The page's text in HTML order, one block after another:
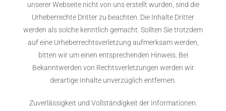
unserer Webseite nicht von uns erstellt wurden, sind die
Urheberrechte Dritter zu beachten. Die Inhalte Dritter
werden als solche kenntlich gemacht. Sollten Sie trotzdem
auf eine Urheberrechtsverletzung aufmerksam werden,
bitten wir um einen entsprechenden Hinweis. Bei
Bekanntwerden von Rechtsverletzungen werden wir
derartige Inhalte unverzüglich entfernen.
Zuverlässigkeit und Vollständigkeit der Informationen.